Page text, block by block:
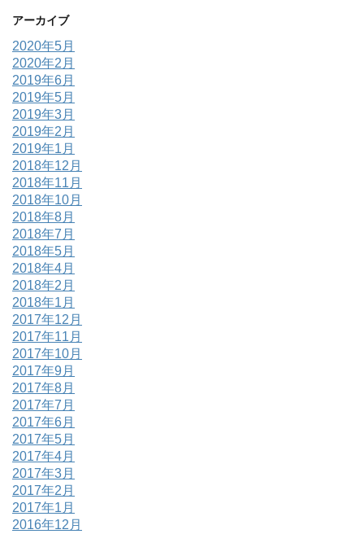
アーカイブ
2020年5月
2020年2月
2019年6月
2019年5月
2019年3月
2019年2月
2019年1月
2018年12月
2018年11月
2018年10月
2018年8月
2018年7月
2018年5月
2018年4月
2018年2月
2018年1月
2017年12月
2017年11月
2017年10月
2017年9月
2017年8月
2017年7月
2017年6月
2017年5月
2017年4月
2017年3月
2017年2月
2017年1月
2016年12月